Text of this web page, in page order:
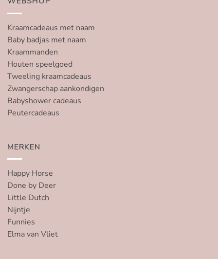
Kraamcadeaus met naam
Baby badjas met naam
Kraammanden
Houten speelgoed
Tweeling kraamcadeaus
Zwangerschap aankondigen
Babyshower cadeaus
Peutercadeaus
MERKEN
Happy Horse
Done by Deer
Little Dutch
Nijntje
Funnies
Elma van Vliet